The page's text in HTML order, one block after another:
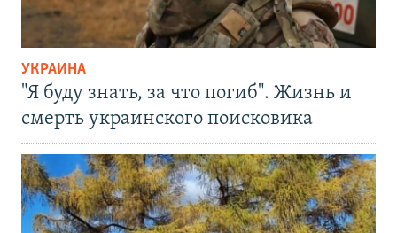
УКРАИНА
"Я буду знать, за что погиб". Жизнь и
смерть украинского поисковика